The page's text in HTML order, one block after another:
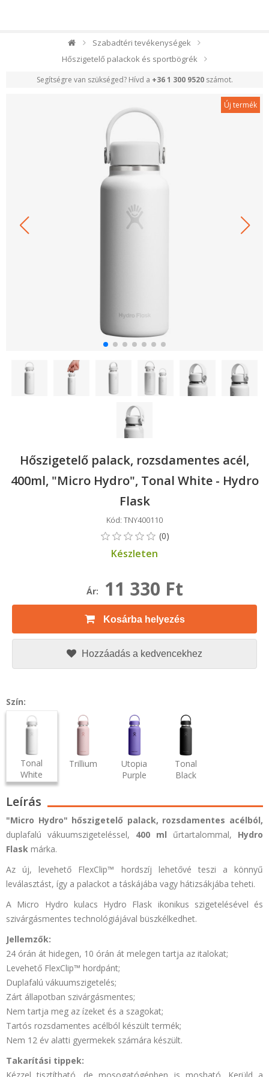
Szabadtéri tevékenységek
Hőszigetelő palackok és sportbögrék
Segítségre van szükséged? Hívd a +36 1 300 9520számot.
Új termék
Hőszigetelő palack, rozsdamentes acél,
400ml, "Micro Hydro", Tonal White - Hydro
Flask
Kód: TNY400110
Készleten
Ár: 11 330 Ft
Kosárba helyezés
Hozzáadás a kedvencekhez
Szín:
Tonal
White
Trillium
Utopia
Purple
Tonal
Black
Leírás
"Micro Hydro" hőszigetelő palack, rozsdamentes acélból,
duplafalú vákuumszigeteléssel, 400 ml űrtartalommal, Hydro
Flask márka.
Az új, levehető FlexClip™ hordszíj lehetővé teszi a könnyű
leválasztást, így a palackot a táskájába vagy hátizsákjába teheti.
A Micro Hydro kulacs Hydro Flask ikonikus szigetelésével és
szivárgásmentes technológiájával büszkélkedhet.
Jellemzők:
24 órán át hidegen, 10 órán át melegen tartja az italokat;
Levehető FlexClip™ hordpánt;
Duplafalú vákuumszigetelés;
Zárt állapotban szivárgásmentes;
Nem tartja meg az ízeket és a szagokat;
Tartós rozsdamentes acélból készült termék;
Nem 12 év alatti gyermekek számára készült.
Takarítási tippek:
Kézzel tisztítható, de mosogatógépben is mosható. Kerüld a